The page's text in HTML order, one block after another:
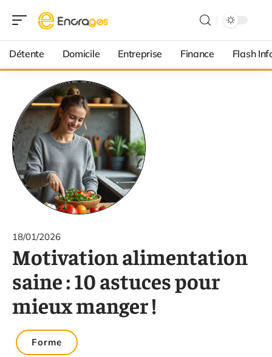
Détente Domicile Entreprise Finance Flash
18/01/2026
Motivation alimentation
saine : 10 astuces pour
mieux manger !
Forme